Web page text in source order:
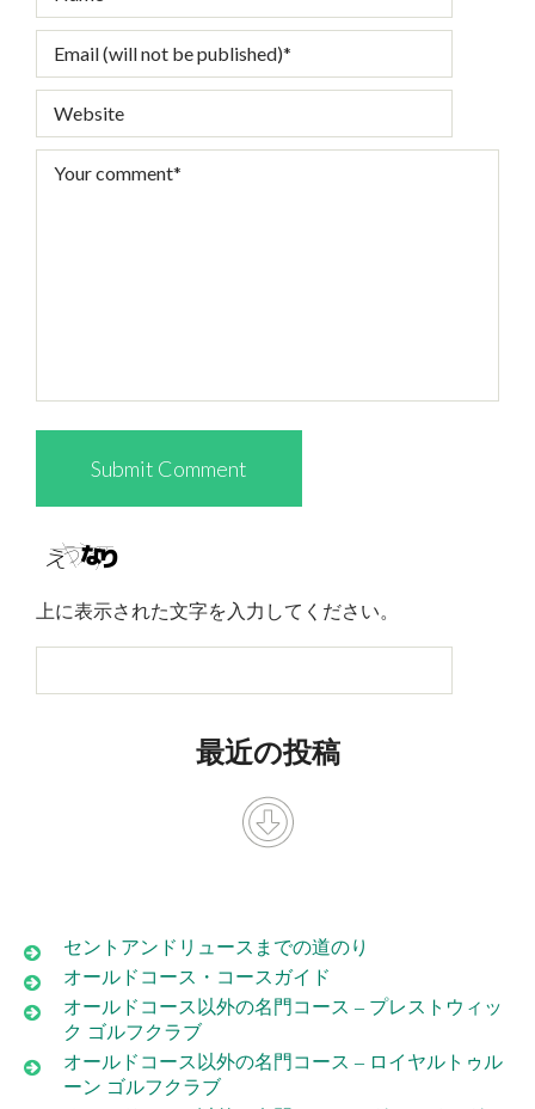
上に表示された文字を入力してください。
最近の投稿
セントアンドリュースまでの道のり
オールドコース・コースガイド
オールドコース以外の名門コース – プレストウィッ
ク ゴルフクラブ
オールドコース以外の名門コース – ロイヤルトゥル
ーン ゴルフクラブ